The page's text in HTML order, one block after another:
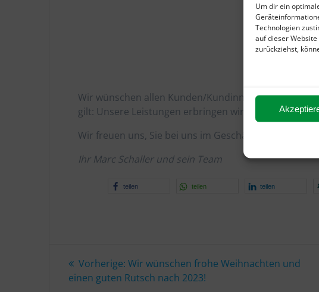
Um dir ein
Technologien
auf dieser
zurückziehst,
Wir wünschen allen Kunden/Kundinnen einen guten
gilt: Unsere Leistungen erbringen wir auch weiterhin
Wir freuen uns, Sie bei uns im Geschäft begrüßen zu
Ihr Marc Schaller und sein Team
teilen teilen teilen
Beitragsnavigation
Vorherige: Vorheriger
Beitrag:
Wir wünschen frohe Weihnachten und
einen guten Rutsch nach 2023!